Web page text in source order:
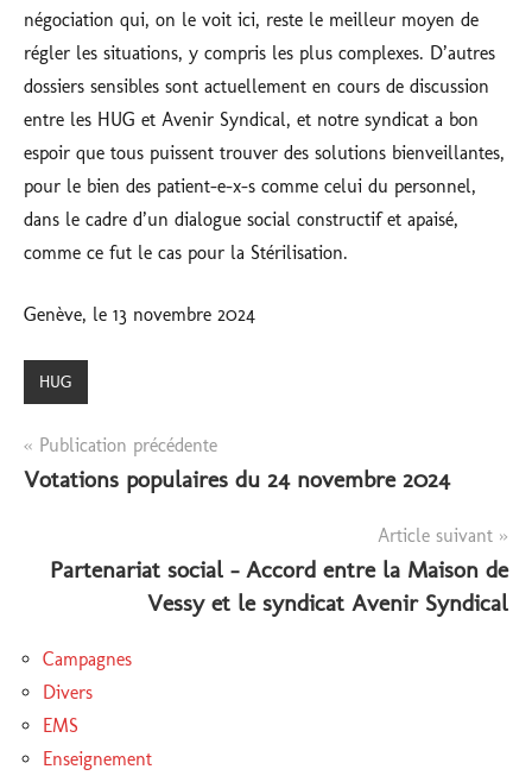
négociation qui, on le voit ici, reste le meilleur moyen de
régler les situations, y compris les plus complexes. D’autres
dossiers sensibles sont actuellement en cours de discussion
entre les HUG et Avenir Syndical, et notre syndicat a bon
espoir que tous puissent trouver des solutions bienveillantes,
pour le bien des patient-e-x-s comme celui du personnel,
dans le cadre d’un dialogue social constructif et apaisé,
comme ce fut le cas pour la Stérilisation.
Genève, le 13 novembre 2024
HUG
Navigation
de
Publication précédente
Votations populaires du 24 novembre 2024
Article suivant
Partenariat social – Accord entre la Maison de
Vessy et le syndicat Avenir Syndical
Campagnes
Divers
EMS
Enseignement